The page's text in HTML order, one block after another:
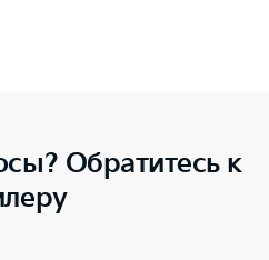
Обратитесь к